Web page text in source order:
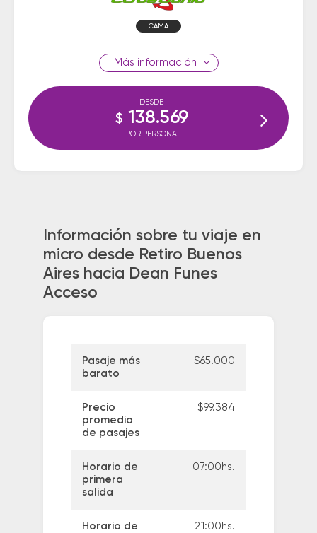
CAMA
información
DESDE
$ 138.569
POR PERSONA
Información sobre tu viaje en
micro desde Retiro Buenos
Aires hacia Dean Funes
Acceso
Pasaje más
barato
$65.000
Precio
promedio
de pasajes
$99.384
Horario de
primera
salida
07:00hs.
Horario de
21:00hs.